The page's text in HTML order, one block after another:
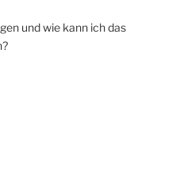
und wie kann ich das